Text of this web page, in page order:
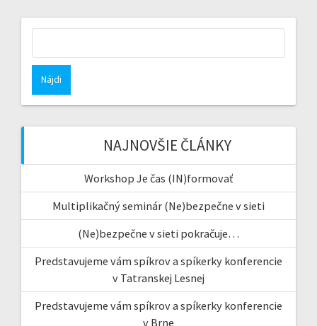
NAJNOVŠIE ČLÁNKY
Workshop Je čas (IN)formovať
Multiplikačný seminár (Ne)bezpečne v sieti
(Ne)bezpečne v sieti pokračuje…
Predstavujeme vám spíkrov a spíkerky konferencie
v Tatranskej Lesnej
Predstavujeme vám spíkrov a spíkerky konferencie
v Brne